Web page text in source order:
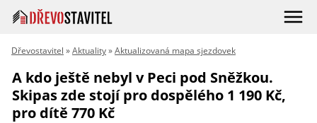
Dřevostavitel »Aktuality»Aktualizovaná mapa sjezdovek
A kdo ještě nebyl v Peci pod Sněžkou.
Skipas zde stojí pro dospělého 1 190 Kč,
pro dítě 770 Kč